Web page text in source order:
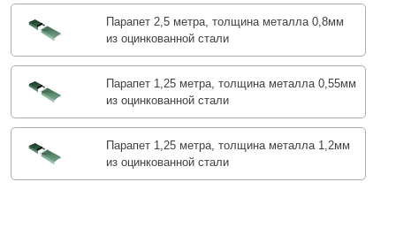
Парапет 2,5 метра, толщина металла 0,8мм
из оцинкованной стали
Парапет 1,25 метра, толщина металла 0,55мм
из оцинкованной стали
Парапет 1,25 метра, толщина металла 1,2мм
из оцинкованной стали